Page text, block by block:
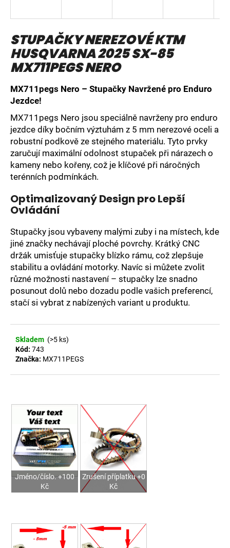
STUPAČKY NEREZOVÉ KTM
HUSQVARNA 2025 SX-85
MX711PEGS NERO
MX711pegs Nero – Stupačky Navržené pro Enduro
Jezdce!
MX711pegs Nero jsou speciálně navrženy pro enduro
jezdce díky bočním výztuhám z 5 mm nerezové oceli a
robustní podkově ze stejného materiálu. Tyto prvky
zaručují maximální odolnost stupaček při nárazech o
kameny nebo kořeny, což je klíčové při náročných
terénních podmínkách.
Optimalizovaný Design pro Lepší
Ovládání
Stupačky jsou vybaveny malými zuby i na místech, kde
jiné značky nechávají ploché povrchy. Krátký CNC
držák umisťuje stupačky blízko rámu, což zlepšuje
stabilitu a ovládání motorky. Navíc si můžete zvolit
různé možnosti nastavení – stupačky lze snadno
posunout dolů nebo dozadu podle vašich preferencí,
stačí si vybrat z nabízených variant u produktu.
Skladem (>5 ks)
Kód: 743
Značka: MX711PEGS
Jméno/číslo. +100
Kč
Zrušení příplatku +0
Kč
í
t
?
HLEDAT
D
o
o
r
č
u
j
e
m
e
BRZDY/SPOJKY
BREMBO
MODRÉ
KTM/HUSGVARNA/DUCATI/TM-
RACING/BETA/SHERCO
567,50